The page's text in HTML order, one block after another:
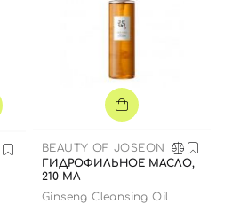
BEAUTY OF JOSEON
ГИДРОФИЛЬНОЕ МАСЛО,
210 МЛ
Ginseng Cleansing Oil